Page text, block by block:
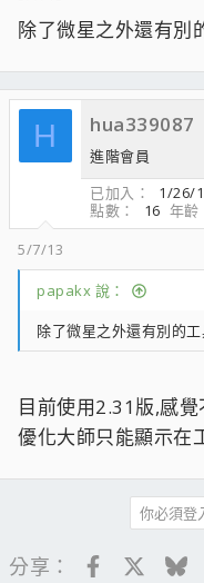
除了微星之外還有別
H hua339087
進階會員
已加入
1/26/
點數
16 年齡
5/7/13
papakx 說：
除了微星之外還有別的
目前使用2.31版,感
優化大師只能顯示在
你必須登
分享： Facebook